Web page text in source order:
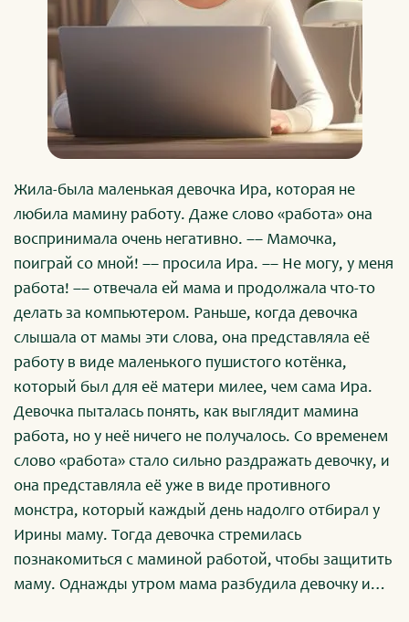
Жила-была маленькая девочка Ира, которая не
любила мамину работу. Даже слово «работа» она
воспринимала очень негативно. –– Мамочка,
поиграй со мной! –– просила Ира. –– Не могу, у меня
работа! –– отвечала ей мама и продолжала что-то
делать за компьютером. Раньше, когда девочка
слышала от мамы эти слова, она представляла её
работу в виде маленького пушистого котёнка,
который был для её матери милее, чем сама Ира.
Девочка пыталась понять, как выглядит мамина
работа, но у неё ничего не получалось. Со временем
слово «работа» стало сильно раздражать девочку, и
она представляла её уже в виде противного
монстра, который каждый день надолго отбирал у
Ирины маму. Тогда девочка стремилась
познакомиться с маминой работой, чтобы защитить
маму. Однажды утром мама разбудила девочку и